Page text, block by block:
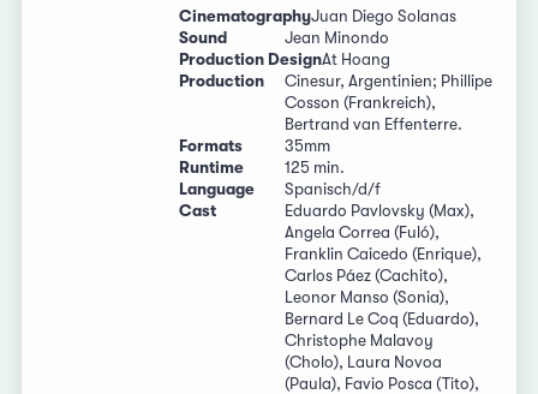
CinematographyJuan Diego Solanas
Sound
Jean Minondo
Production DesignAt Hoang
Production
Cinesur, Argentinien; Phillipe
Cosson (Frankreich),
Bertrand van Effenterre.
Formats
35mm
Runtime
125 min.
Language
Spanisch/d/f
Cast
Eduardo Pavlovsky (Max),
Angela Correa (Fuló),
Franklin Caicedo (Enrique),
Carlos Páez (Cachito),
Leonor Manso (Sonia),
Bernard Le Coq (Eduardo),
Christophe Malavoy
(Cholo), Laura Novoa
(Paula), Favio Posca (Tito),